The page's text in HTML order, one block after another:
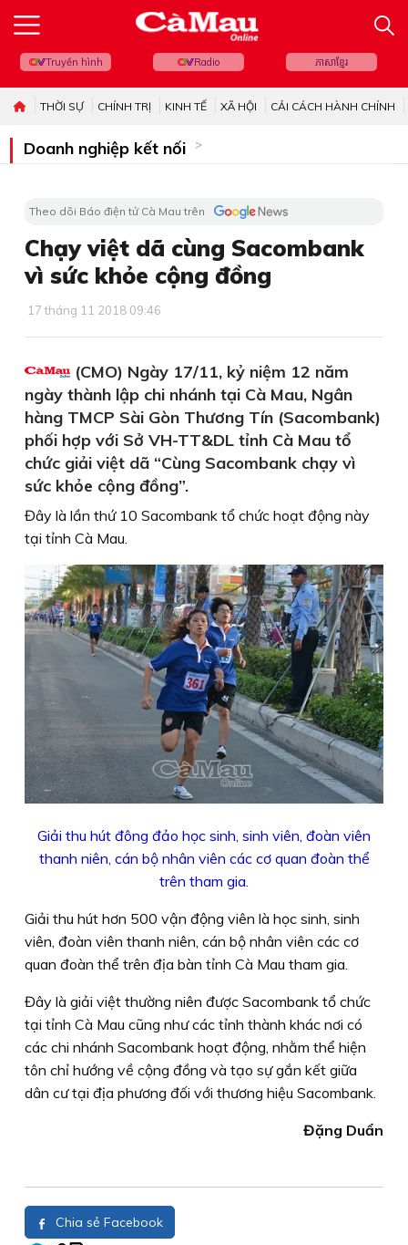
Truyền hình Radio ភាសាខ្មែរ
THỜI SỰ CHÍNH TRỊ KINH TẾ XÃ HỘI CẢI CÁCH HÀNH CHÍNH
Doanh nghiệp kết nối
Theo dõi Báo điện tử Cà Mau trên
Chạy việt dã cùng Sacombank
vì sức khỏe cộng đồng
17 tháng 11 2018 09:46
(CMO) Ngày 17/11, kỷ niệm 12 năm
ngày thành lập chi nhánh tại Cà Mau, Ngân
hàng TMCP Sài Gòn Thương Tín (Sacombank)
phối hợp với Sở VH-TT&DL tỉnh Cà Mau tổ
chức giải việt dã “Cùng Sacombank chạy vì
sức khỏe cộng đồng”.
Đây là lần thứ 10 Sacombank tổ chức hoạt động này
tại tỉnh Cà Mau.
Giải thu hút đông đảo học sinh, sinh viên, đoàn viên
thanh niên, cán bộ nhân viên các cơ quan đoàn thể
trên tham gia.
Giải thu hút hơn 500 vận động viên là học sinh, sinh
viên, đoàn viên thanh niên, cán bộ nhân viên các cơ
quan đoàn thể trên địa bàn tỉnh Cà Mau tham gia.
Đây là giải việt thường niên được Sacombank tổ chức
tại tỉnh Cà Mau cũng như các tỉnh thành khác nơi có
các chi nhánh Sacombank hoạt động, nhằm thể hiện
tôn chỉ hướng về cộng đồng và tạo sự gắn kết giữa
dân cư tại địa phương đối với thương hiệu Sacombank.
Đặng Duẩn
Chia sẻ Facebook